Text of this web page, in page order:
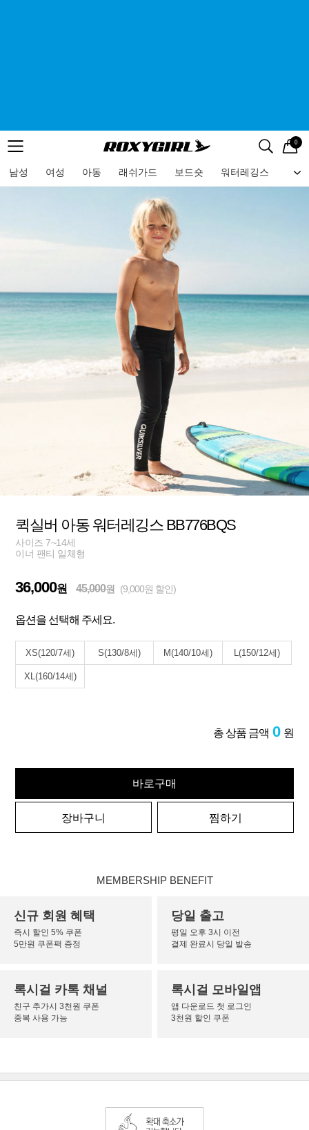
메뉴 검색
로고 0
남성 여성 아동 래쉬가드 보드숏 워터레깅스 비
메뉴
퀵실버 아동 워터레깅스 BB776BQS
사이즈 7~14세
이너 팬티 일체형
36,000원 45,000원 (9,000원 할인)
옵션을 선택해 주세요.
XS(120/7세) S(130/8세) M(140/10세) L(150/12세)
XL(160/14세)
총 상품 금액 0 원
바로구매
장바구니 찜하기
MEMBERSHIP BENEFIT
신규 회원 혜택
즉시 할인 5% 쿠폰
5만원 쿠폰팩 증정
당일 출고
평일 오후 3시 이전
결제 완료시 당일 발송
록시걸 카톡 채널
친구 추가시 3천원 쿠폰
중복 사용 가능
록시걸 모바일앱
앱 다운로드 첫 로그인
3천원 할인 쿠폰